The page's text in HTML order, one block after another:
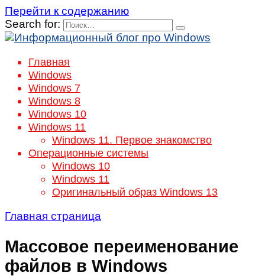
Перейти к содержанию
Search for:
Главная
Windows
Windows 7
Windows 8
Windows 10
Windows 11
Windows 11. Первое знакомство
Операционные системы
Windows 10
Windows 11
Оригинальный образ Windows 13
Главная страница
Массовое переименование
файлов в Windows